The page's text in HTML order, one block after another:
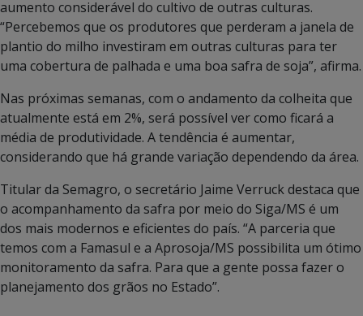
aumento considerável do cultivo de outras culturas.
“Percebemos que os produtores que perderam a janela de
plantio do milho investiram em outras culturas para ter
uma cobertura de palhada e uma boa safra de soja”, afirma.
Nas próximas semanas, com o andamento da colheita que
atualmente está em 2%, será possível ver como ficará a
média de produtividade. A tendência é aumentar,
considerando que há grande variação dependendo da área.
Titular da Semagro, o secretário Jaime Verruck destaca que
o acompanhamento da safra por meio do Siga/MS é um
dos mais modernos e eficientes do país. “A parceria que
temos com a Famasul e a Aprosoja/MS possibilita um ótimo
monitoramento da safra. Para que a gente possa fazer o
planejamento dos grãos no Estado”.